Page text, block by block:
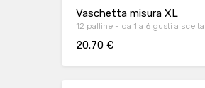
Vaschetta misura XL
12 palline - da 1 a 6 gusti a scelta
20.70 €